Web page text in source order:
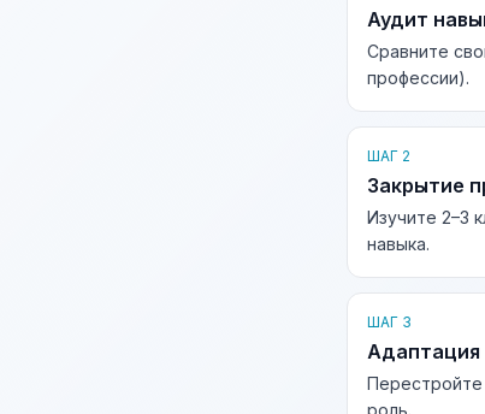
Аудит
Сравните
профессии).
ШАГ 2
Закрытие
Изучите 2–3
навыка.
ШАГ 3
роль.